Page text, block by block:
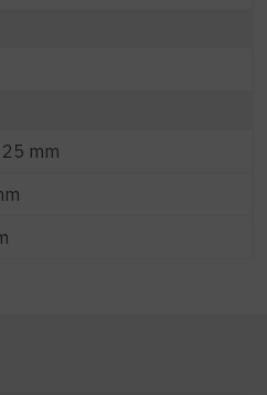
mm